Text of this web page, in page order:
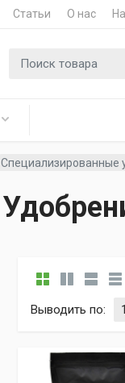
Статьи О нас
Поиск для
Специализированные
Выводить по: